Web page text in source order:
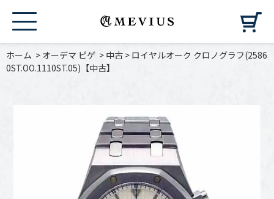
ホーム > オーデマ ピゲ > 中古 > ロイヤルオーク クロノグラフ(2586
0ST.OO.1110ST.05)【中古】